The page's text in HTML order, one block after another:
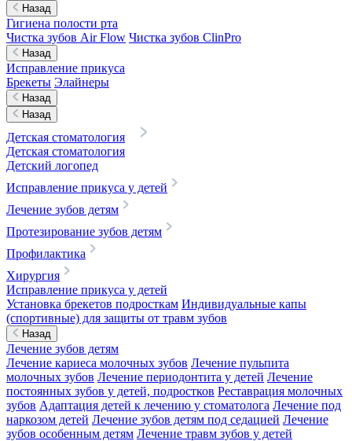
Назад
Гигиена полости рта
Чистка зубов Air Flow Чистка зубов ClinPro
Назад
Исправление прикуса
Брекеты Элайнеры
Назад
Назад
Детская стоматология
Детская стоматология
Детский логопед
Исправление прикуса у детей
Лечение зубов детям
Протезирование зубов детям
Профилактика
Хирургия
Исправление прикуса у детей
Установка брекетов подросткам Индивидуальные капы
(спортивные) для защиты от травм зубов
Назад
Лечение зубов детям
Лечение кариеса молочных зубов Лечение пульпита
молочных зубов Лечение периодонтита у детей Лечение
постоянных зубов у детей, подростков Реставрация молочных
зубов Адаптация детей к лечению у стоматолога Лечение под
наркозом детей Лечение зубов детям под седацией Лечение
зубов особенным детям Лечение травм зубов у детей